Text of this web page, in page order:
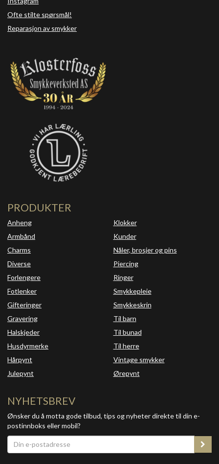
Ofte stilte spørsmål!
Reparasjon av smykker
PRODUKTER
Anheng
Armbånd
Charms
Diverse
Forlengere
Fotlenker
Gifteringer
Gravering
Halskjeder
Husdyrmerke
Hårpynt
Julepynt
Klokker
Kunder
Nåler, brosjer og pins
Piercing
Ringer
Smykkepleie
Smykkeskrin
Til barn
Til bunad
Til herre
Vintage smykker
Ørepynt
NYHETSBREV
Ønsker du å motta gode tilbud, tips og nyheter direkte til din e-
postinnboks eller mobil?